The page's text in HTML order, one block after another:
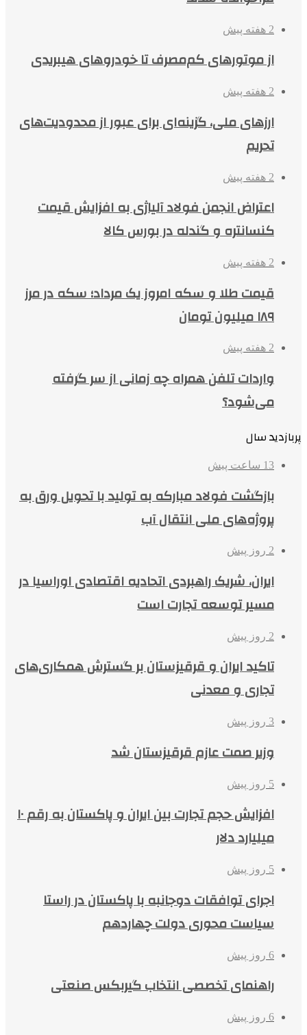
2 هفته پیش
از موتورهای کم‌مصرف تا خودروهای هیبریدی
2 هفته پیش
ارزهای ملی، گزینه‌ای برای عبور از محدودیت‌های
تحریم
2 هفته پیش
اعتراض انجمن فولاد آلیاژی به افزایش قیمت
کنسانتره و گندله در بورس کالا
2 هفته پیش
قیمت طلا و سکه امروز یک مرداد؛ سکه در مرز
۱۸۹ میلیون تومان
2 هفته پیش
واردات تلفن همراه چه زمانی از سر گرفته
می‌شود؟
پربازدید سال
13 ساعت پیش
بازگشت فولاد مبارکه به تولید با تحویل ورق به
پروژه‌های ملی انتقال آب
2 روز پیش
ایران، شریک راهبردی اتحادیه اقتصادی اوراسیا در
مسیر توسعه تجارت است
2 روز پیش
تاکید ایران و قرقیزستان بر گسترش همکاری‌های
تجاری و معدنی
3 روز پیش
وزیر صمت عازم قرقیزستان شد
5 روز پیش
افزایش حجم تجارت بین ایران و پاکستان به رقم ۱۰
میلیارد دلار
5 روز پیش
اجرای توافقات دوجانبه با پاکستان در راستا
سیاست محوری دولت چهاردهم
6 روز پیش
راهنمای تخصصی انتخاب گیربکس صنعتی
6 روز پیش